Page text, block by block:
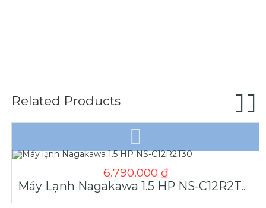
Related Products
6.790.000 ₫
Máy Lạnh Nagakawa 1.5 HP NS-C12R2T30